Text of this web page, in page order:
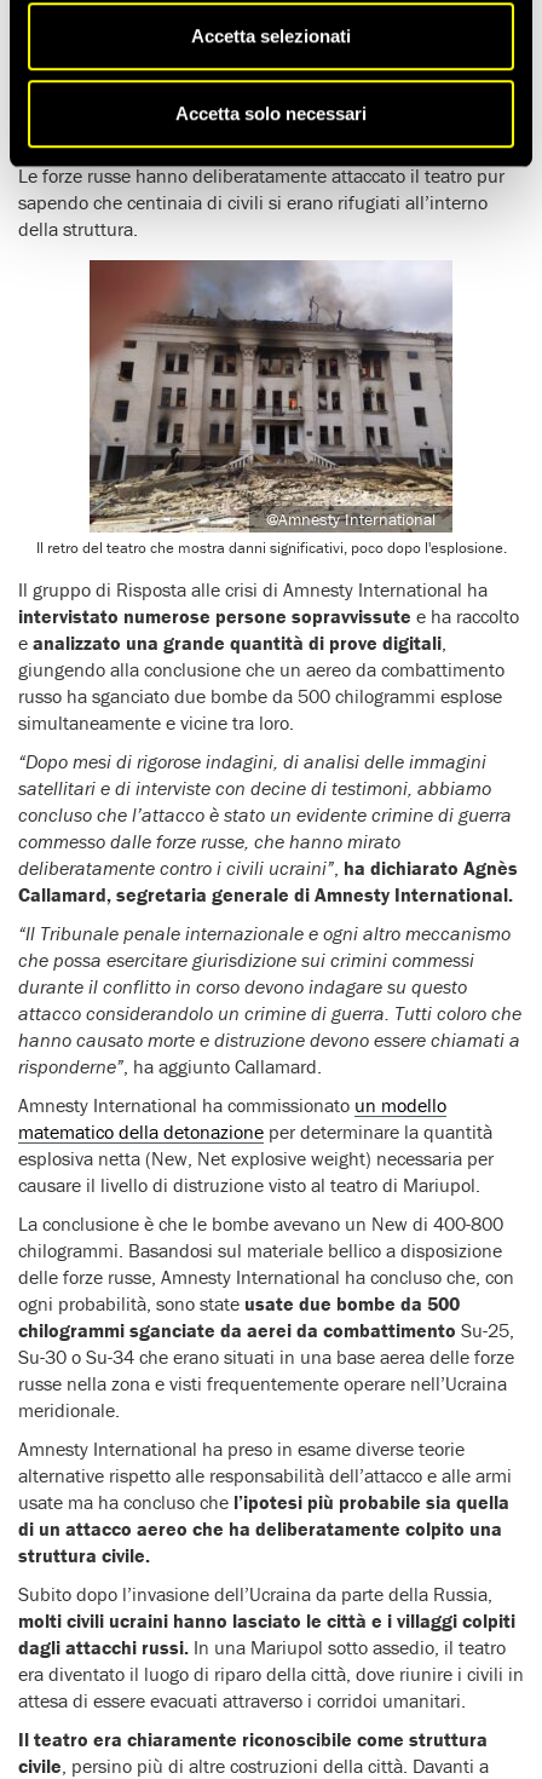
Accetta selezionati
Accetta solo necessari
concluso che l’attacco del 16 marzo, da parte delle forze
stato un evidente crimine di guerrache ha provocato
almeno una dozzina di vittime accertate ma probabilmente
Le forze russe hanno deliberatamente attaccato il teatro pur
sapendo che centinaia di civili si erano rifugiati all’interno
della struttura.
@Amnesty International
Il retro del teatro che mostra danni significativi, poco dopo l'esplosione.
Il gruppo di Risposta alle crisi di Amnesty International ha
intervistato numerose persone sopravvissute e ha raccolto
e analizzato una grande quantità di prove digitali,
giungendo alla conclusione che un aereo da combattimento
russo ha sganciato due bombe da 500 chilogrammi esplose
simultaneamente e vicine tra loro.
“Dopo mesi di rigorose indagini, di analisi delle immagini
satellitari e di interviste con decine di testimoni, abbiamo
concluso che l’attacco è stato un evidente crimine di guerra
commesso dalle forze russe, che hanno mirato
deliberatamente contro i civili ucraini”, ha dichiarato Agnès
Callamard, segretaria generale di Amnesty International.
“Il Tribunale penale internazionale e ogni altro meccanismo
che possa esercitare giurisdizione sui crimini commessi
durante il conflitto in corso devono indagare su questo
attacco considerandolo un crimine di guerra. Tutti coloro che
hanno causato morte e distruzione devono essere chiamati a
risponderne”, ha aggiunto Callamard.
Amnesty International ha commissionato un modello
matematico della detonazione per determinare la quantità
esplosiva netta (New, Net explosive weight) necessaria per
causare il livello di distruzione visto al teatro di Mariupol.
La conclusione è che le bombe avevano un New di 400-800
chilogrammi. Basandosi sul materiale bellico a disposizione
delle forze russe, Amnesty International ha concluso che, con
ogni probabilità, sono state usate due bombe da 500
chilogrammi sganciate da aerei da combattimento Su-25,
Su-30 o Su-34 che erano situati in una base aerea delle forze
russe nella zona e visti frequentemente operare nell’Ucraina
meridionale.
Amnesty International ha preso in esame diverse teorie
alternative rispetto alle responsabilità dell’attacco e alle armi
usate ma ha concluso che l’ipotesi più probabile sia quella
di un attacco aereo che ha deliberatamente colpito una
struttura civile.
Subito dopo l’invasione dell’Ucraina da parte della Russia,
molti civili ucraini hanno lasciato le città e i villaggi colpiti
dagli attacchi russi. In una Mariupol sotto assedio, il teatro
era diventato il luogo di riparo della città, dove riunire i civili in
attesa di essere evacuati attraverso i corridoi umanitari.
Il teatro era chiaramente riconoscibile come struttura
civile, persino più di altre costruzioni della città. Davanti a